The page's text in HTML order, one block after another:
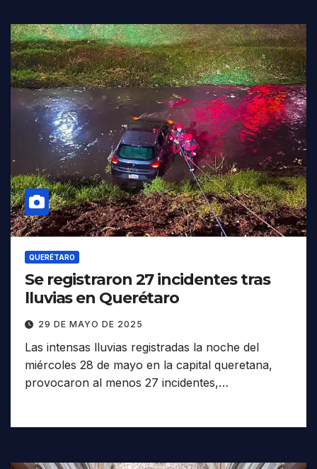
QUERÉTARO
Se registraron 27 incidentes tras
lluvias en Querétaro
29 DE MAYO DE 2025
Las intensas lluvias registradas la noche del
miércoles 28 de mayo en la capital queretana,
provocaron al menos 27 incidentes,…